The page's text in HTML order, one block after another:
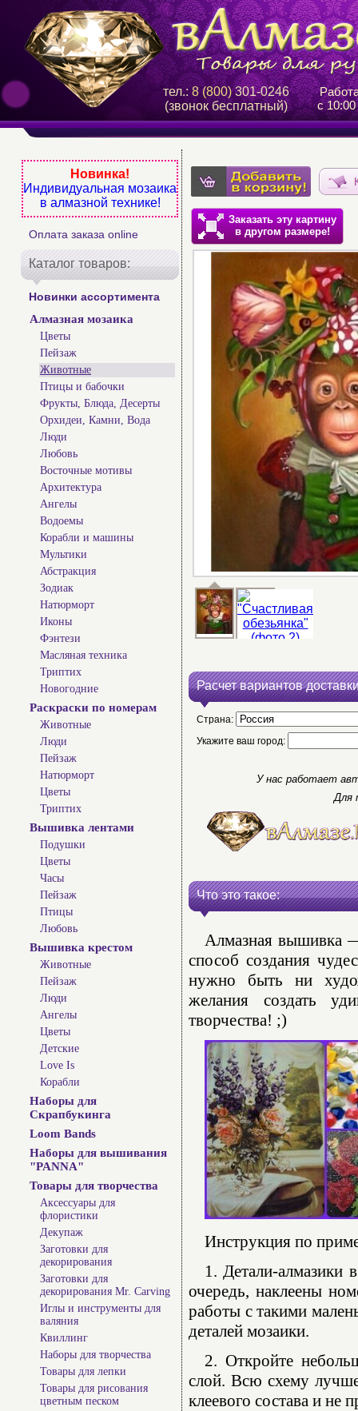
тел.:8 (800)301-0246
(звонок бесплатный)
с
Новинка!
Индивидуальная мозаика
в алмазной технике!
Оплата заказа online
Каталог товаров:
Новинки ассортимента
Алмазная мозаика
Цветы
Пейзаж
Животные
Птицы и бабочки
Фрукты, Блюда, Десерты
Орхидеи, Камни, Вода
Люди
Любовь
Восточные мотивы
Архитектура
Ангелы
Водоемы
Корабли и машины
Мультики
Абстракция
Зодиак
Натюрморт
Иконы
Фэнтези
Масляная техника
Триптих
Новогодние
Раскраски по номерам
Животные
Люди
Пейзаж
Натюрморт
Цветы
Триптих
Вышивка лентами
Подушки
Цветы
Часы
Пейзаж
Птицы
Любовь
Вышивка крестом
Животные
Пейзаж
Люди
Ангелы
Цветы
Детские
Love Is
Корабли
Наборы для
Скрапбукинга
Loom Bands
Наборы для вышивания
"PANNA"
Товары для творчества
Аксессуары для
флористики
Декупаж
Заготовки для
декорирования
Заготовки для
декорирования Mr. Carving
Иглы и инструменты для
валяния
Квиллинг
Наборы для творчества
Товары для лепки
Товары для рисования
цветным песком
Заказать эту картину
в другом размере!
Расчет вариантов
Страна:
Укажите ваш город:
У нас работает
Для
Что это такое:
Алмазная вышивка —
способ создания
нужно быть ни
желания создать
творчества! ;)
Инструкция по
1. Детали-алмазики
очередь, наклеены
работы с такими
деталей мозаики.
2. Откройте
слой. Всю схему
клеевого состава и не